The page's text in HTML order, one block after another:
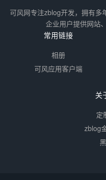
可风网专注zblog开发，拥有多
企业用户提供网站
常用链接
相册
可风应用客户端
关
定
zblog